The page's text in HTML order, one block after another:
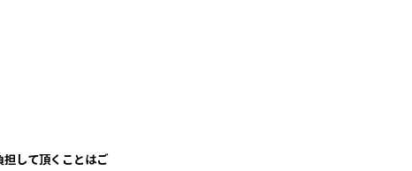
して頂くことはご